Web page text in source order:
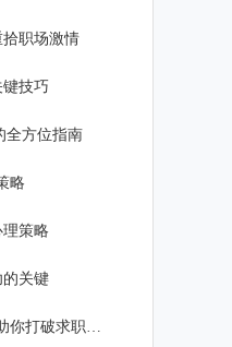
职场激情
技巧
全方位指南
略
策略
关键
简历投了很多家没回应怎么办?五大策略助你打破求职瓶颈